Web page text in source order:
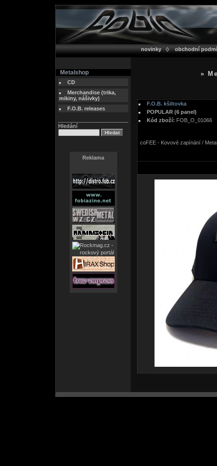
novinky obchodní
Metalshop
CD
Merchandise (trika,
mikiny, nášivky)
F.O.B. releases
Hledání
Reklama
»
F.O.B. kšiltovka
POPULAR (6 panel)
Kód zboží: FOB_O_01066
coFEE - Kovové zapínání /